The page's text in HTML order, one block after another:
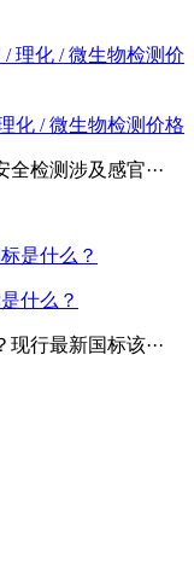
化 / 微生物检测价格
检测涉及感官···
什么？
行最新国标该···